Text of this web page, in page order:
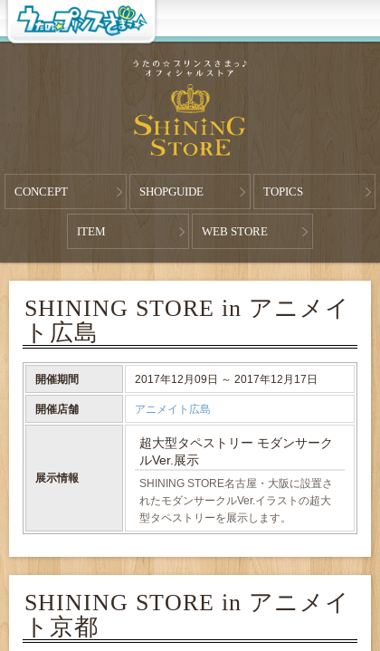
CONCEPT SHOPGUIDE TOPICS
ITEM WEB STORE
SHINING STORE in アニメイ
ト広島
開催期間 2017年12月09日 ～ 2017年12月17日
開催店舗 アニメイト広島
展示情報
超大型タペストリー モダンサーク
ルVer.展示
SHINING STORE名古屋・大阪に設置さ
れたモダンサークルVer.イラストの超大
型タペストリーを展示します。
SHINING STORE in アニメイ
ト京都